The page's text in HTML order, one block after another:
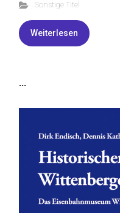
Sonstige Titel
Weiterlesen
...